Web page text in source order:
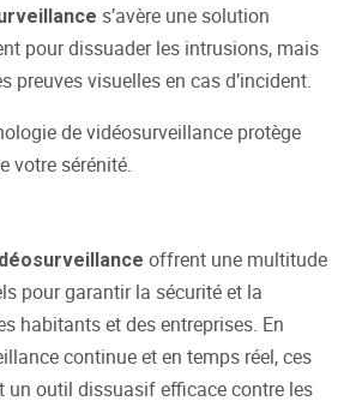
s’avère une solution
pour dissuader les intrusions, mais
preuves visuelles en cas d’incident.
de vidéosurveillance protège
votre sérénité.
offrent une multitude
pour garantir la sécurité et la
habitants et des entreprises. En
continue et en temps réel, ces
un outil dissuasif efficace contre les